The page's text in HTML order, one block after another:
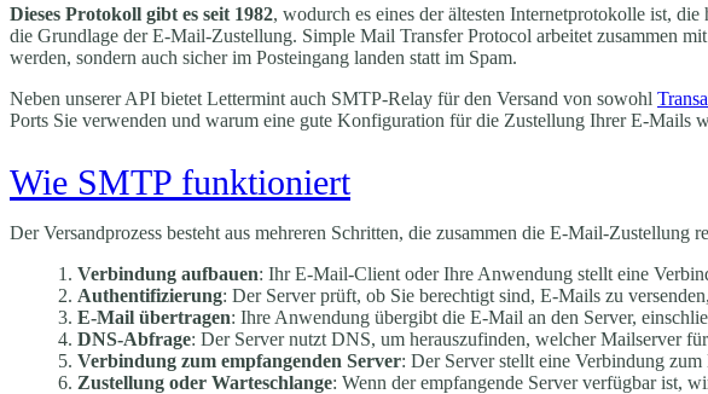
Dieses Protokoll gibt es seit 1982, wodurch es eines der ältesten Internetprotokolle ist,
die Grundlage der E-Mail-Zustellung. Simple Mail Transfer Protocol arbeitet zusammen
werden, sondern auch sicher im Posteingang landen statt im Spam.
Neben unserer API bietet Lettermint auch SMTP-Relay für den Versand von sowohl
Ports Sie verwenden und warum eine gute Konfiguration für die Zustellung Ihrer E-Mails
Wie SMTP funktioniert
Der Versandprozess besteht aus mehreren Schritten, die zusammen die E-Mail-Zustellung
Verbindung aufbauen: Ihr E-Mail-Client oder Ihre Anwendung stellt eine
Authentifizierung: Der Server prüft, ob Sie berechtigt sind, E-Mails zu
E-Mail übertragen: Ihre Anwendung übergibt die E-Mail an den Server,
DNS-Abfrage: Der Server nutzt DNS, um herauszufinden, welcher Mailserver
Verbindung zum empfangenden Server: Der Server stellt eine Verbindung
Zustellung oder Warteschlange: Wenn der empfangende Server verfügbar ist,